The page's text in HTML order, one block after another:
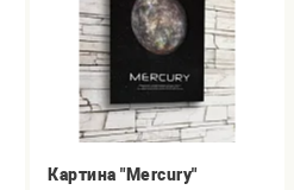
Картина "Mercury"